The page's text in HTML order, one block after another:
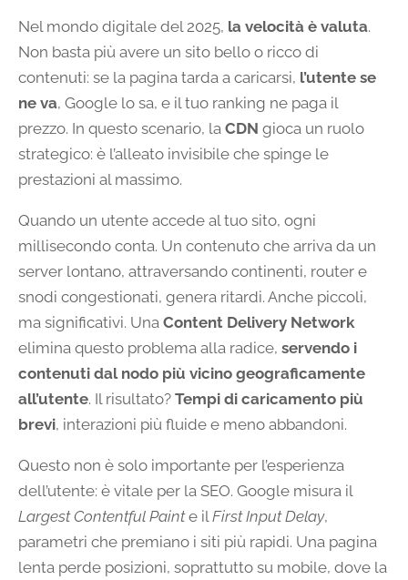
Nel mondo digitale del 2025, la velocità è valuta.
Non basta più avere un sito bello o ricco di
contenuti: se la pagina tarda a caricarsi, l’utente se
ne va, Google lo sa, e il tuo ranking ne paga il
prezzo. In questo scenario, la CDN gioca un ruolo
strategico: è l’alleato invisibile che spinge le
prestazioni al massimo.
Quando un utente accede al tuo sito, ogni
millisecondo conta. Un contenuto che arriva da un
server lontano, attraversando continenti, router e
snodi congestionati, genera ritardi. Anche piccoli,
ma significativi. Una Content Delivery Network
elimina questo problema alla radice, servendo i
contenuti dal nodo più vicino geograficamente
all’utente. Il risultato? Tempi di caricamento più
brevi, interazioni più fluide e meno abbandoni.
Questo non è solo importante per l’esperienza
dell’utente: è vitale per la SEO. Google misura il
Largest Contentful Painte ilFirst Input Delay,
parametri che premiano i siti più rapidi. Una pagina
lenta perde posizioni, soprattutto su mobile, dove la